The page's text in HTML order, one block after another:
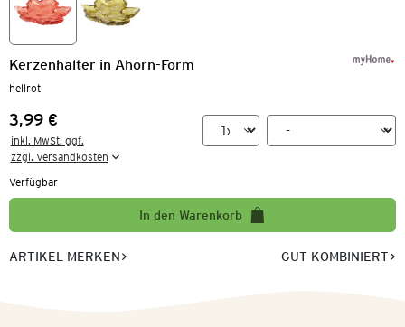
Kerzenhalter in Ahorn-Form
hellrot
Preis:
3,99 €
inkl. MwSt. ggf.
zzgl. Versandkosten
Verfügbar
In den Warenkorb
ARTIKEL MERKEN GUT KOMBINIERT